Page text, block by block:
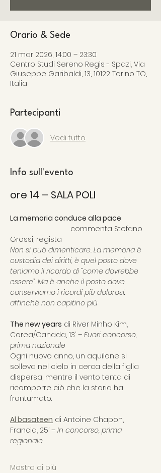
Orario & Sede
21 mar 2026, 14:00 – 23:30
Centro Studi Sereno Regis - Spazi, Via
Giuseppe Garibaldi, 13, 10122 Torino TO,
Italia
Partecipanti
Vedi tutto
Info sull'evento
ore 14 – SALA POLI
La memoria conduce alla pace
Grossi, regista
Non si può dimenticare. La memoria è
custodia dei diritti, è quel posto dove
teniamo il ricordo di “come dovrebbe
essere”. Ma è anche il posto dove
conserviamo i ricordi più dolorosi:
affinchè non capitino più
The new years di River Minho Kim,
Corea/Canada, 13’ – Fuori concorso,
prima nazionale
Ogni nuovo anno, un aquilone si
solleva nel cielo in cerca della figlia
dispersa, mentre il vento tenta di
ricomporre ciò che la storia ha
frantumato.
Al basateen di Antoine Chapon,
Francia, 25’ – In concorso, prima
regionale
Mostra di più